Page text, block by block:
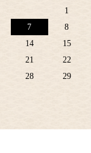
1
7
8
14
15
21
22
28
29